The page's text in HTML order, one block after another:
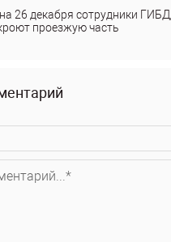
26 декабря сотрудники
проезжую часть